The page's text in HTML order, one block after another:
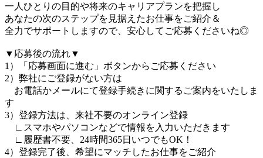
一人ひとりの目的や将来のキャリアプランを把握し
あなたの次のステップを見据えたお仕事をご紹介＆
全力でサポートしますので、安心してご応募くださいね◎
▼応募後の流れ▼
1）「応募画面に進む」ボタンからご応募ください
2）弊社にご登録がない方は
お電話かメールにて登録手続きに関するご案内をいたしま
す
3）登録方法は、来社不要のオンライン登録
∟スマホやパソコンなどで情報を入力いただきます
∟履歴書不要、24時間365日いつでもOK！
4）登録完了後、希望にマッチしたお仕事をご紹介